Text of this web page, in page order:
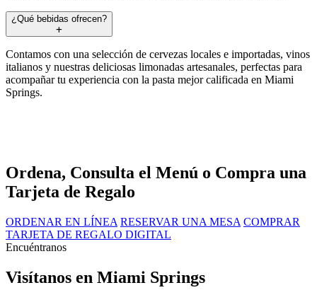
¿Qué bebidas ofrecen?
Contamos con una selección de cervezas locales e importadas, vinos
italianos y nuestras deliciosas limonadas artesanales, perfectas para
acompañar tu experiencia con la pasta mejor calificada en Miami
Springs.
Ordena, Consulta el Menú o Compra una
Tarjeta de Regalo
ORDENAR EN LÍNEA RESERVAR UNA MESA COMPRAR
TARJETA DE REGALO DIGITAL
Encuéntranos
Visítanos en Miami Springs